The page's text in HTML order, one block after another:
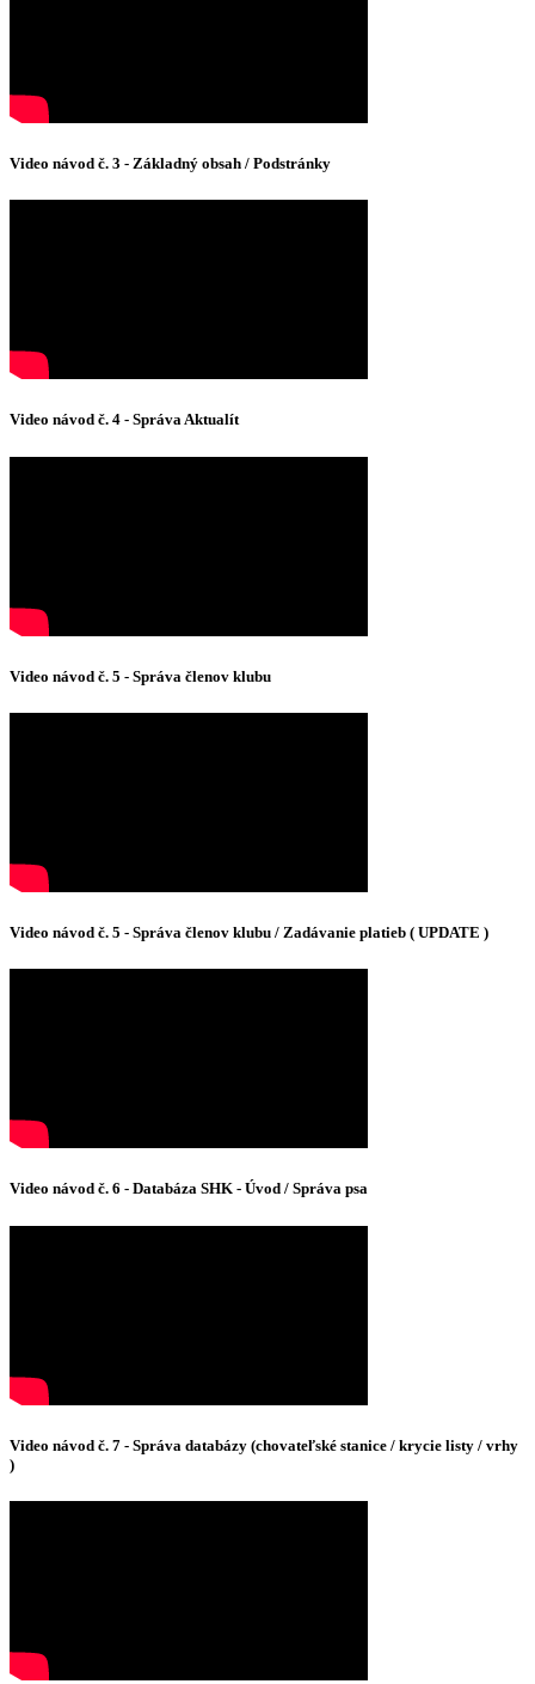
Video návod č. 3 - Základný obsah / Podstránky
Video návod č. 4 - Správa Aktualít
Video návod č. 5 - Správa členov klubu
Video návod č. 5 - Správa členov klubu / Zadávanie platieb ( UPDATE )
Video návod č. 6 - Databáza SHK - Úvod / Správa psa
Video návod č. 7 - Správa databázy (chovateľské stanice / krycie listy / vrhy
)